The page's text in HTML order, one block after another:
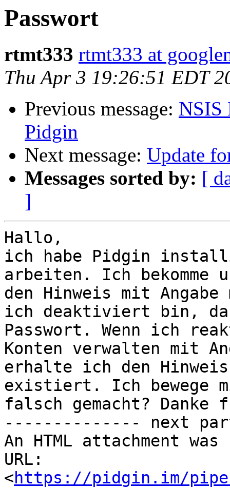
Passwort
rtmt333 rtmt333 at
Thu Apr 3 19:26:51 EDT
Previous message: NSIS
Pidgin
Next message: Update
Messages sorted by: [
]
Hallo,
ich habe Pidgin
arbeiten. Ich bekomme
den Hinweis mit Angabe
ich deaktiviert bin,
Passwort. Wenn ich
Konten verwalten mit
erhalte ich den
existiert. Ich bewege
falsch gemacht?
-------------- next
An HTML attachment
URL:
<https://pidgin.im/